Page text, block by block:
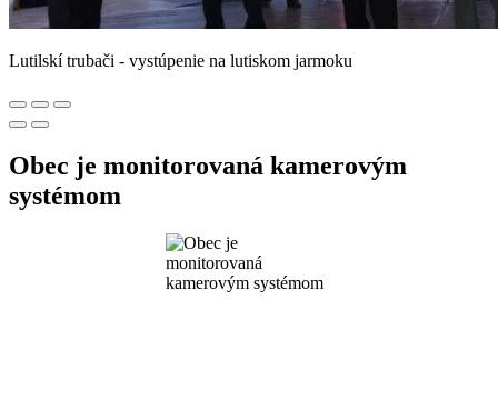
Lutilskí trubači - vystúpenie na lutiskom jarmoku
Obec je monitorovaná kamerovým
systémom